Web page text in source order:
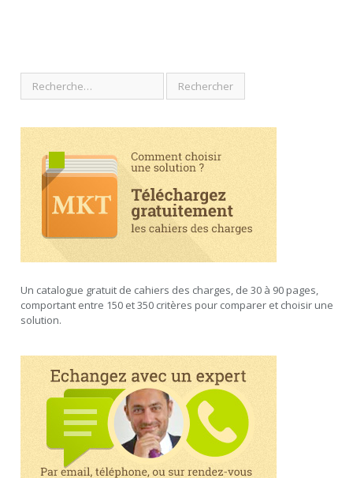
Un catalogue gratuit de cahiers des charges, de 30 à 90 pages,
comportant entre 150 et 350 critères pour comparer et choisir une
solution.